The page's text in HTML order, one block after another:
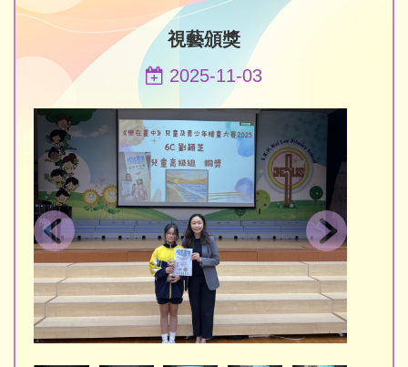
視藝頒獎
2025-11-03